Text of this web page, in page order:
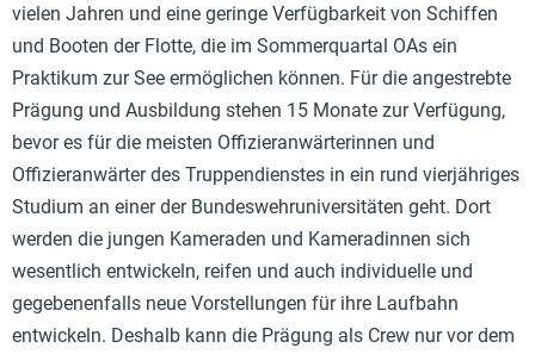
vielen Jahren und eine geringe Verfügbarkeit von Schiffen
und Booten der Flotte, die im Sommerquartal OAs ein
Praktikum zur See ermöglichen können. Für die angestrebte
Prägung und Ausbildung stehen 15 Monate zur Verfügung,
bevor es für die meisten Offizieranwärterinnen und
Offizieranwärter des Truppendienstes in ein rund vierjähriges
Studium an einer der Bundeswehruniversitäten geht. Dort
werden die jungen Kameraden und Kameradinnen sich
wesentlich entwickeln, reifen und auch individuelle und
gegebenenfalls neue Vorstellungen für ihre Laufbahn
entwickeln. Deshalb kann die Prägung als Crew nur vor dem